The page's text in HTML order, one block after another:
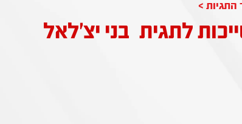
התגיות
בני יצ'לאל לתגית